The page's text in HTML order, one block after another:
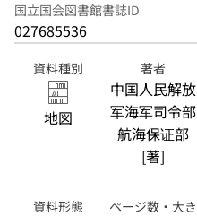
国立国会図書館書誌ID
027685536
資料種別
地図
著者
中国人民解放
军海军司令部
航海保证部
[著]
資料形態
ページ数・大き